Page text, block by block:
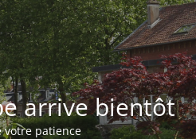
arrive bientôt
votre patience